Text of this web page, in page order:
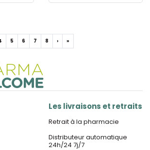
5 6 7 8 › »
Les livraisons et retraits
Retrait à la pharmacie
Distributeur automatique
24h/24 7j/7